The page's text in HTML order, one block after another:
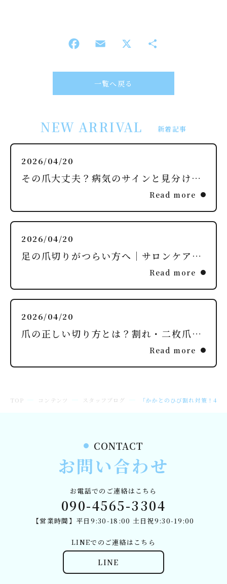
一覧へ戻る
NEW ARRIVAL 新着記事
2026/04/20
その爪大丈夫？病気のサインと見分け方を解説
Read more
2026/04/20
足の爪切りがつらい方へ｜サロンケアという選択肢
Read more
2026/04/20
爪の正しい切り方とは？割れ・二枚爪を防ぐ方法
Read more
TOP コンテンツ スタッフブログ 「かかとのひび割れ対策！40
CONTACT
お問い合わせ
お電話でのご連絡はこちら
090-4565-3304
【営業時間】平日9:30-18:00 土日祝9:30-19:00
LINEでのご連絡はこちら
LINE